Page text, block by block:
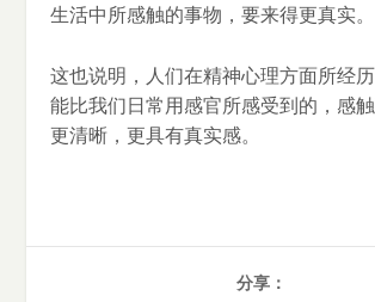
生活中所感触的事物，要来得更真实。
这也说明，人们在精神心理方面所经
能比我们日常用感官所感受到的，感
更清晰，更具有真实感。
分享：